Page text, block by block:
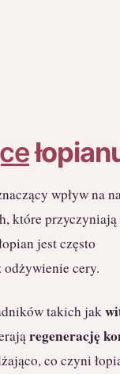
wpływ na
które przyczyniają
jest często
cery.
takich jak
regenerację
co czyni